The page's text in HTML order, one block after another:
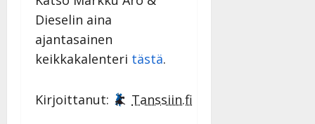
Dieselin aina
ajantasainen
keikkakalenteri tästä.
Kirjoittanut: Tanssiin.fi